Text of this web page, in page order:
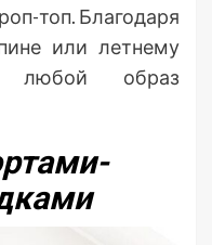
топ. Благодаря
или летнему
любой образ